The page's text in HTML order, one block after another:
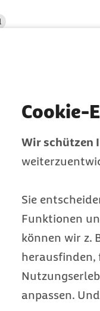
Cookie-
Wir schützen
Sie
Funktionen
können wir z.
herausfinden,
anpassen.
in
lassen,
Aus den Ländern
04.07.2025
schwangeren
Bluttest auf